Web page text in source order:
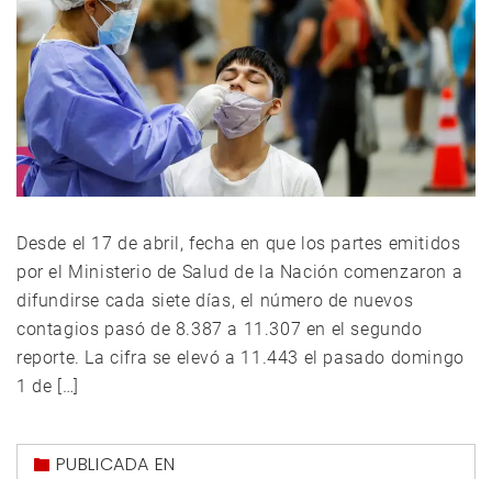
Desde el 17 de abril, fecha en que los partes emitidos
por el Ministerio de Salud de la Nación comenzaron a
difundirse cada siete días, el número de nuevos
contagios pasó de 8.387 a 11.307 en el segundo
reporte. La cifra se elevó a 11.443 el pasado domingo
1 de […]
PUBLICADA EN